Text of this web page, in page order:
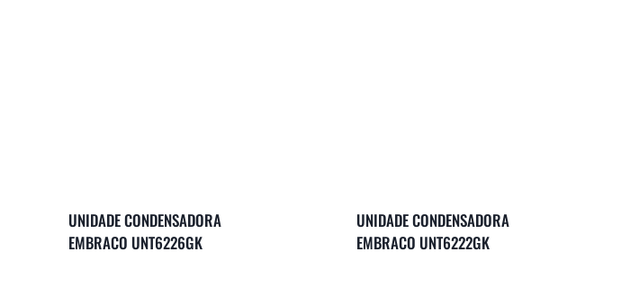
UNIDADE CONDENSADORA
EMBRACO UNT6226GK
UNIDADE CONDENSADORA
EMBRACO UNT6222GK